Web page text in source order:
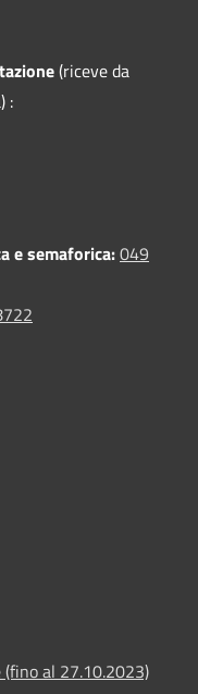
(riceve da
:
e semaforica:049
al 27.10.2023)